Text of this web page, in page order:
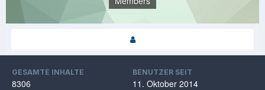
GESAMTE INHALTE
8306
BENUTZER SEIT
11. Oktober 2014